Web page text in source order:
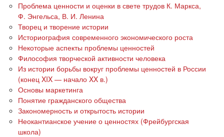
Проблема ценности и оценки в свете трудов К. Маркса,
Ф. Энгельса, В. И. Ленина
Творец и творение истории
Историография современного экономического роста
Некоторые аспекты проблемы ценностей
Философия творческой активности человека
Из истории борьбы вокруг проблемы ценностей в России
(конец XIX — начало XX в.)
Основы маркетинга
Понятие гражданского общества
Закономерность и открытость истории
Неокантианское учение о ценностях (Фрейбургская
школа)